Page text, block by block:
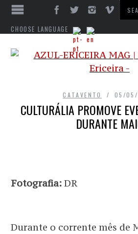
CHOOSE LANGUAGE
CATAVENTO 05/
CULTURÁLIA PROMOVE
DURANTE
Fotografia: DR
Durante o corrente mês de